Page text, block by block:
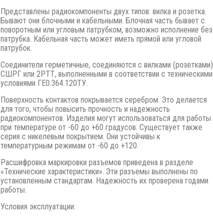
Представлены радиокомпоненты двух типов: вилка и розетка.
Бывают они блочными и кабельными. Блочная часть бывает с
поворотным или угловым патрубком, возможно исполнение без
патрубка. Кабельная часть может иметь прямой или угловой
патрубок.
Соединители герметичные, соединяются с вилками (розетками)
СШРГ или 2РТТ, выполненными в соответствии с техническими
условиями ГЕ0.364.120ТУ.
Поверхность контактов покрывается серебром. Это делается
для того, чтобы повысить прочность и надежность
радиокомпонентов. Изделия могут использоваться для работы
при температуре от -60 до +60 градусов. Существует также
серия с никелевым покрытием. Они устойчивы к
температурным режимам от -60 до +120.
Расшифровка маркировки разъемов приведена в разделе
«Технические характеристики». Эти разъемы выполнены по
установленным стандартам. Надежность их проверена годами
работы.
Условия эксплуатации: